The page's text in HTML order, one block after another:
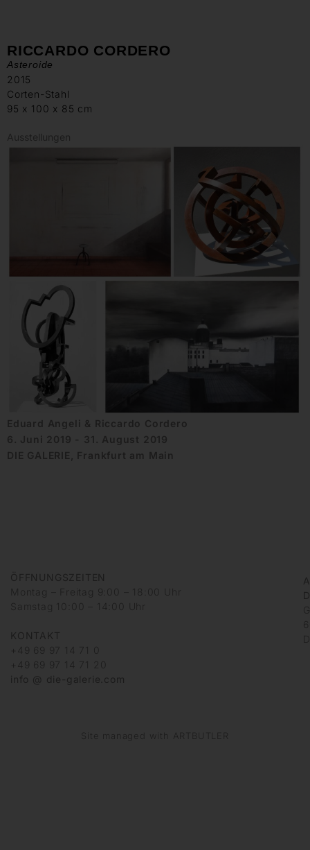
RICCARDO CORDERO
Asteroide
2015
Corten-Stahl
95 x 100 x 85 cm
Ausstellungen
Eduard Angeli & Riccardo Cordero
6. Juni 2019 - 31. August 2019
DIE GALERIE, Frankfurt am Main
ÖFFNUNGSZEITEN
Montag – Freitag 9:00 – 18:00 Uhr
Samstag 10:00 – 14:00 Uhr
KONTAKT
+49 69 97 14 71 0
+49 69 97 14 71 20
info @ die-galerie.com
Site managed with ARTBUTLER